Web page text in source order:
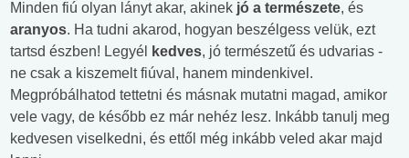
Minden fiú olyan lányt akar, akinek jó a természete, és
aranyos. Ha tudni akarod, hogyan beszélgess velük, ezt
tartsd észben! Legyél
kedves, jó természetű és udvarias -
ne csak a kiszemelt fiúval, hanem mindenkivel.
Megpróbálhatod tettetni és másnak mutatni magad, amikor
vele vagy, de később ez már nehéz lesz. Inkább tanulj meg
kedvesen viselkedni, és ettől még inkább veled akar majd